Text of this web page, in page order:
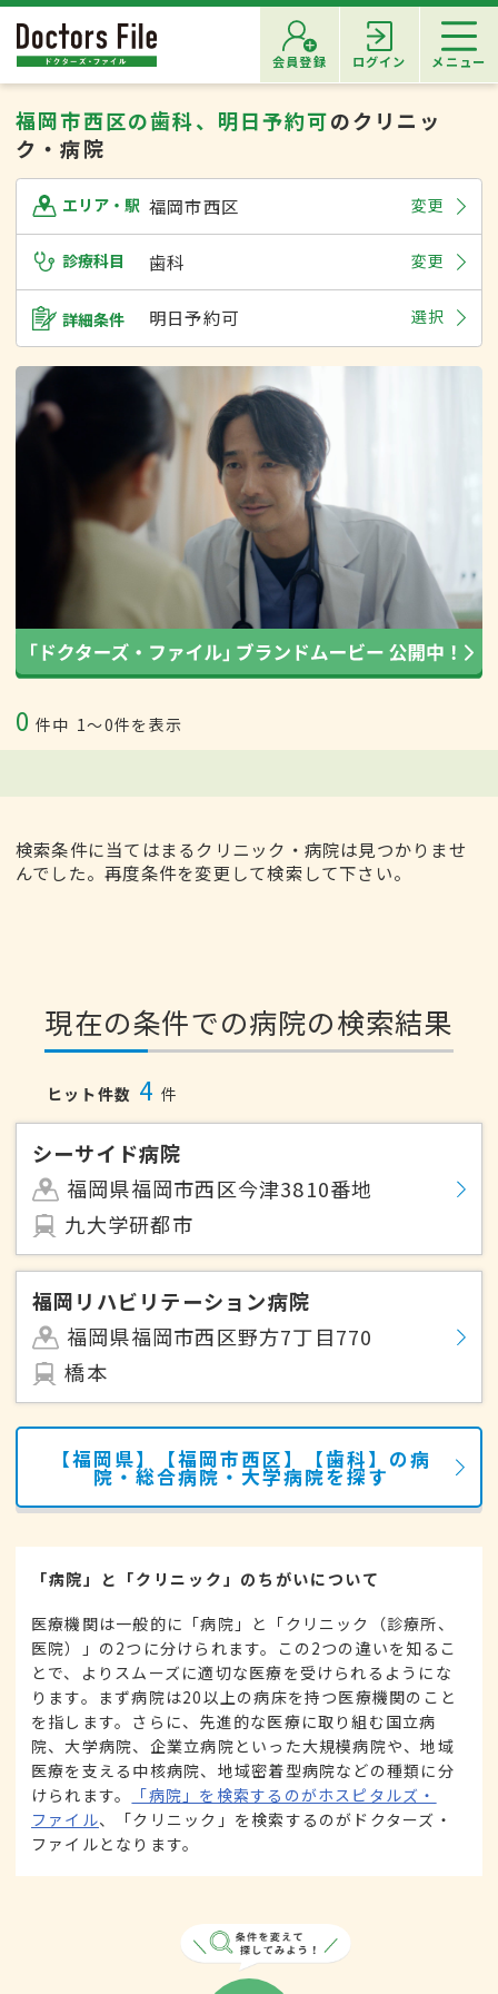
会員登録 ログイン メニュー
福岡市西区の歯科、明日予約可のクリニッ
ク・病院
エリア・駅 福岡市西区 変更
診療科目 歯科 変更
詳細条件 明日予約可 選択
0 件中 1〜0件を表示
検索条件に当てはまるクリニック・病院は見つかりませ
んでした。再度条件を変更して検索して下さい。
現在の条件での病院の検索結果
ヒット件数 4 件
シーサイド病院
福岡県福岡市西区今津3810番地
九大学研都市
福岡リハビリテーション病院
福岡県福岡市西区野方7丁目770
橋本
【福岡県】【福岡市西区】【歯科】の病
院・総合病院・大学病院を探す
「病院」と「クリニック」のちがいについて
医療機関は一般的に「病院」と「クリニック（診療所、
医院）」の2つに分けられます。この2つの違いを知るこ
とで、よりスムーズに適切な医療を受けられるようにな
ります。まず病院は20以上の病床を持つ医療機関のこと
を指します。さらに、先進的な医療に取り組む国立病
院、大学病院、企業立病院といった大規模病院や、地域
医療を支える中核病院、地域密着型病院などの種類に分
けられます。
「病院」を検索するのがホスピタルズ・
ファイル、「クリニック」を検索するのがドクターズ・
ファイルとなります。